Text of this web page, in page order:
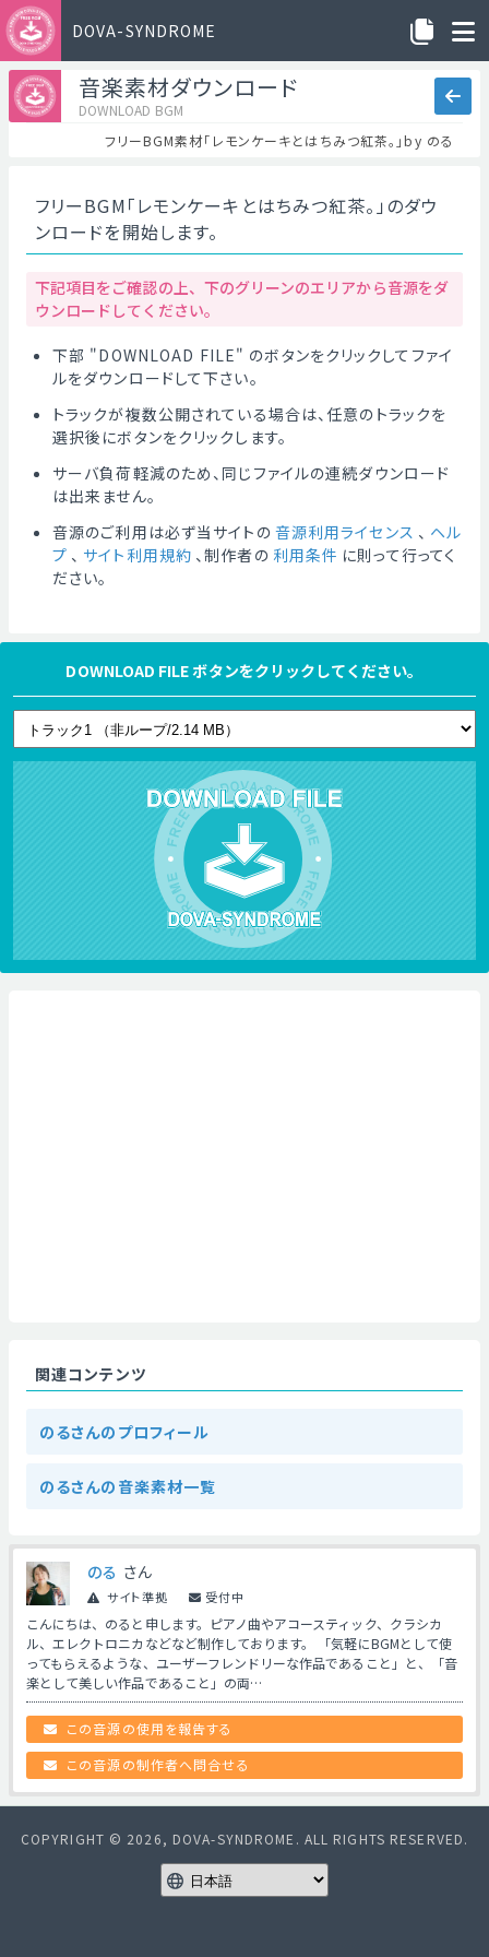
DOVA-SYNDROME
音楽素材ダウンロード
DOWNLOAD BGM
フリーBGM素材「レモンケーキとはちみつ紅茶。」by のる
フリーBGM「レモンケーキとはちみつ紅茶。」のダウ
ンロードを開始します。
下記項目をご確認の上、下のグリーンのエリアから音源をダ
ウンロードしてください。
下部 "DOWNLOAD FILE" のボタンをクリックしてファイ
ルをダウンロードして下さい。
トラックが複数公開されている場合は、任意のトラックを
選択後にボタンをクリックします。
サーバ負荷軽減のため、同じファイルの連続ダウンロード
は出来ません。
音源のご利用は必ず当サイトの 音源利用ライセンス 、 ヘル
プ 、 サイト利用規約 、制作者の 利用条件 に則って行ってく
ださい。
DOWNLOAD FILE ボタンをクリックしてください。
関連コンテンツ
のるさんのプロフィール
のるさんの音楽素材一覧
のる さん
サイト準拠 受付中
こんにちは、のると申します。ピアノ曲やアコースティック、クラシカ
ル、エレクトロニカなどなど制作しております。 「気軽にBGMとして使
ってもらえるような、ユーザーフレンドリーな作品であること」と、「音
楽として美しい作品であること」の両…
この音源の使用を報告する
この音源の制作者へ問合せる
COPYRIGHT © 2026, DOVA-SYNDROME. ALL RIGHTS RESERVED.